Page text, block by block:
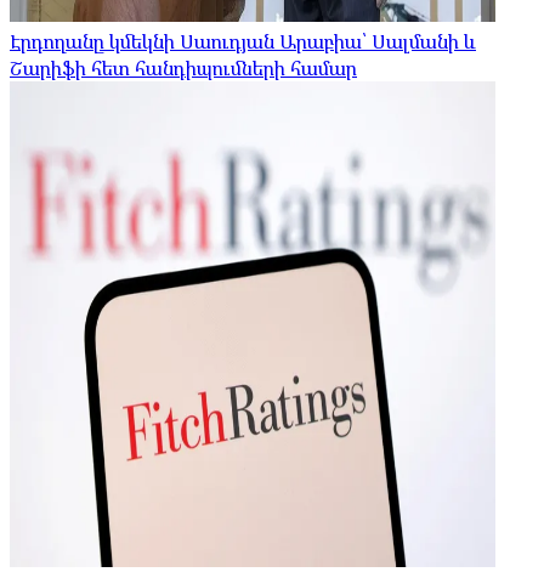
Էրդողանը կմեկնի Սաուդյան Արաբիա՝ Սալմանի և
Շարիֆի հետ հանդիպումների համար